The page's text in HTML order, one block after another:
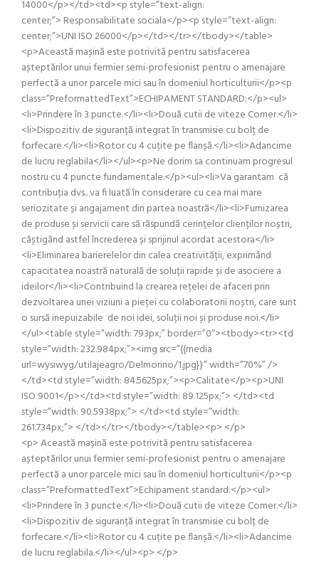
14000</p></td><td><p style=”text-align:
center;”> Responsabilitate sociala</p><p style=”text-align:
center;”>UNI ISO 26000</p></td></tr></tbody></table>
<p>Această mașină este potrivită pentru satisfacerea
așteptărilor unui fermier semi-profesionist pentru o amenajare
perfectă a unor parcele mici sau în domeniul horticulturii</p><p
class=”PreformattedText”>ECHIPAMENT STANDARD:</p><ul>
<li>Prindere în 3 puncte.</li><li>Două cutii de viteze Comer.</li>
<li>Dispozitiv de siguranță integrat în transmisie cu bolț de
forfecare.</li><li>Rotor cu 4 cuțite pe flanșă.</li><li>Adancime
de lucru reglabila</li></ul><p>Ne dorim sa continuam progresul
nostru cu 4 puncte fundamentale.</p><ul><li>Va garantam că
contribuția dvs.. va fi luată în considerare cu cea mai mare
seriozitate și angajament din partea noastră</li><li>Furnizarea
de produse și servicii care să răspundă cerințelor clienților noștri,
câștigând astfel încrederea și sprijinul acordat acestora</li>
<li>Eliminarea barierelelor din calea creativității, exprimând
capacitatea noastră naturală de soluții rapide și de asociere a
ideilor</li><li>Contribuind la crearea rețelei de afaceri prin
dezvoltarea unei viziuni a pieței cu colaboratorii noștri, care sunt
o sursă inepuizabile de noi idei, soluții noi și produse noi.</li>
</ul><table style=”width: 793px;” border=”0″><tbody><tr><td
style=”width: 232.984px;”><img src=”{{media
url=wysiwyg/utilajeagro/Delmorino/1.jpg}}” width=”70%” />
</td><td style=”width: 84.5625px;”><p>Calitate</p><p>UNI
ISO 9001</p></td><td style=”width: 89.125px;”> </td><td
style=”width: 90.5938px;”> </td><td style=”width:
261.734px;”> </td></tr></tbody></table><p> </p>
<p> Această mașină este potrivită pentru satisfacerea
așteptărilor unui fermier semi-profesionist pentru o amenajare
perfectă a unor parcele mici sau în domeniul horticulturii</p><p
class=”PreformattedText”>Echipament standard:</p><ul>
<li>Prindere în 3 puncte.</li><li>Două cutii de viteze Comer.</li>
<li>Dispozitiv de siguranță integrat în transmisie cu bolț de
forfecare.</li><li>Rotor cu 4 cuțite pe flanșă.</li><li>Adancime
de lucru reglabila.</li></ul><p> </p>